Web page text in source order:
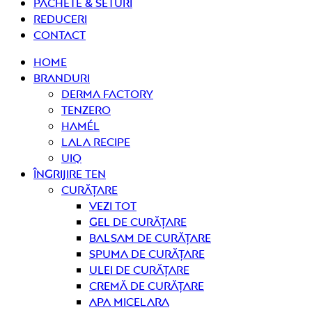
REDUCERI
Contact
Home
Branduri
Derma Factory
Tenzero
Hamél
Lala Recipe
UIQ
Îngrijire ten
curățare
Vezi tot
Gel de curățare
Balsam de curățare
Spuma de curățare
Ulei de curățare
Cremă de curățare
Apa micelara